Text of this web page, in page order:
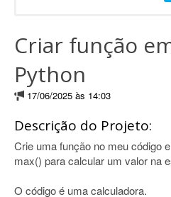
Criar função
Python
17/06/2025 às 14:03
Descrição do Projeto:
Crie uma função no meu código
max() para calcular um valor na
O código é uma calculadora.